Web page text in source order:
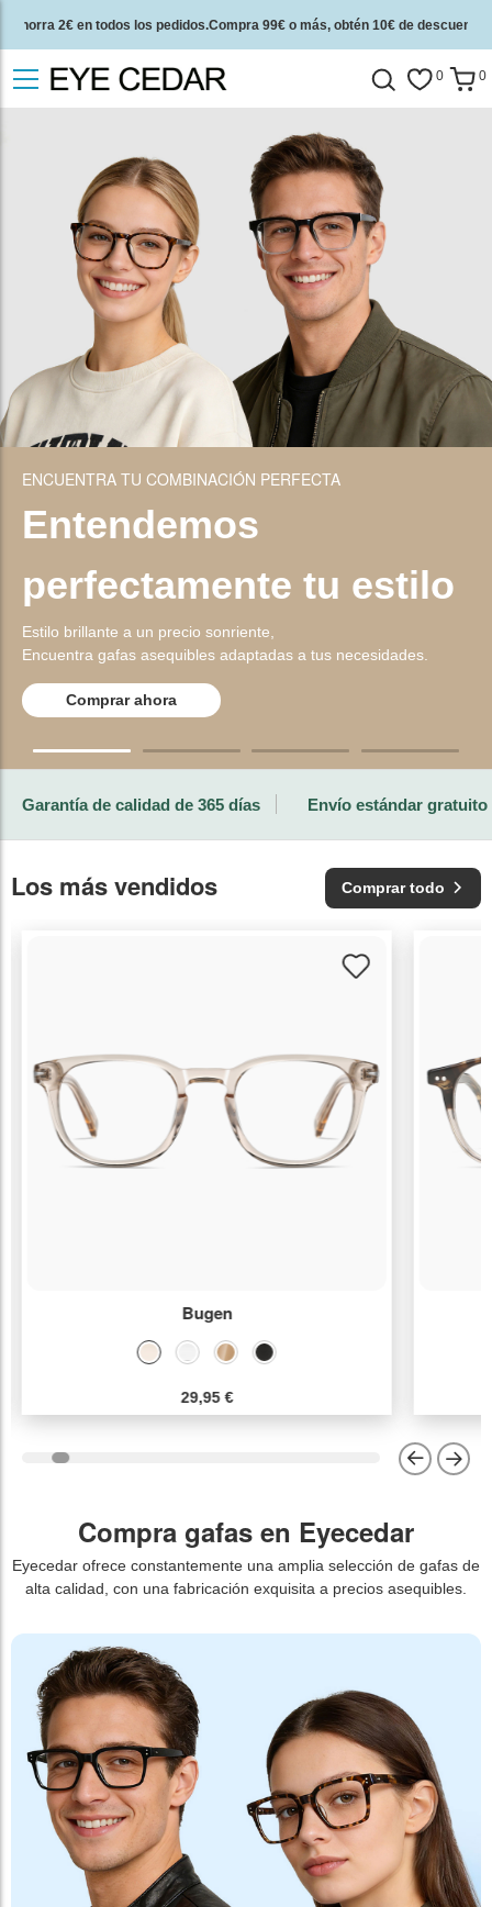
Ahorra 2€ en todos los pedidos.Compra 99€ o más, obtén 10€ de descuento.
2 años de garantía de calidad y 30 días de garantía de devolución del dinero.
0 0
ENCUENTRA TU COMBINACIÓN PERFECTA
Entendemos
perfectamente tu estilo
Estilo brillante a un precio sonriente,
Encuentra gafas asequibles adaptadas a tus necesidades.
Comprar ahora
Garantía de calidad de 365 días Envío estándar gratuito
Los más vendidos Comprar todo
Bugen
29,95 €
Compra gafas en Eyecedar
Eyecedar ofrece constantemente una amplia selección de gafas de
alta calidad, con una fabricación exquisita a precios asequibles.